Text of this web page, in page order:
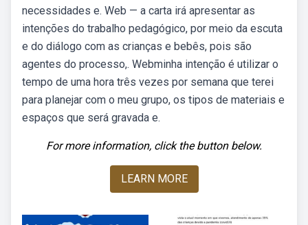
necessidades e. Web — a carta irá apresentar as
intenções do trabalho pedagógico, por meio da escuta
e do diálogo com as crianças e bebês, pois são
agentes do processo,. Webminha intenção é utilizar o
tempo de uma hora três vezes por semana que terei
para planejar com o meu grupo, os tipos de materiais e
espaços que será gravada e.
For more information, click the button below.
LEARN MORE